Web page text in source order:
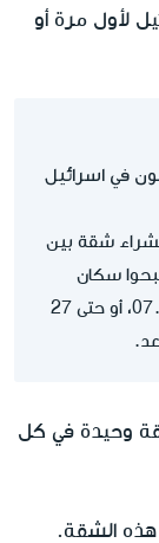
لأول مرة أو
في اسرائيل
شقة بين
ان يصبحوا سكان
اسرائيل (أو مقيمون عائدون) حتى 07.04.2024، أو حتى 27
وحيدة في كل
الشقة.